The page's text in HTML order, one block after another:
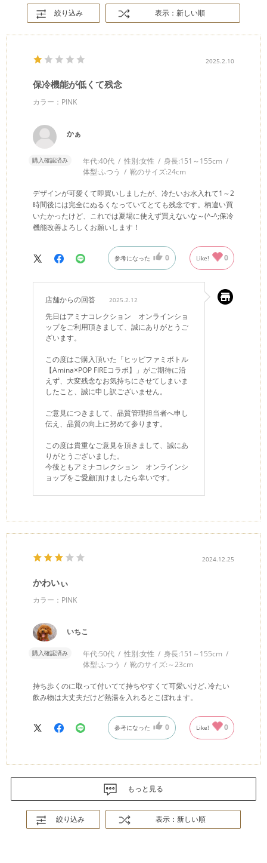
絞り込み 表示：新しい順
2025.2.10
保冷機能が低くて残念
カラー：PINK
かぁ
購入確認済み 年代:40代 性別:女性 身長:151～155cm
体型:ふつう 靴のサイズ:24cm
デザインが可愛くて即買いしましたが、冷たいお水入れて1～2
時間後には完全にぬるくなっていてとても残念です。柄違い買
いたかったけど、これでは夏場に使えず買えないな～(^-^;保冷
機能改善よろしくお願いします！
参考になった 0 Like! 0
店舗からの回答 2025.2.12
先日はアミナコレクション オンラインショ
ップをご利用頂きまして、誠にありがとうご
ざいます。
この度はご購入頂いた「ヒッピファミボトル
【Amina×POP FIREコラボ】」がご期待に沿
えず、大変残念なお気持ちにさせてしまいま
したこと、誠に申し訳ございません。
ご意見につきまして、品質管理担当者へ申し
伝え、品質の向上に努めて参ります。
この度は貴重なご意見を頂きまして、誠にあ
りがとうございました。
今後ともアミナコレクション オンラインシ
ョップをご愛顧頂けましたら幸いです。
2024.12.25
かわいぃ
カラー：PINK
いちこ
購入確認済み 年代:50代 性別:女性 身長:151～155cm
体型:ふつう 靴のサイズ:～23cm
持ち歩くのに取って付いてて持ちやすくて可愛いけど､冷たい
飲み物は大丈夫だけど熱湯を入れるとこぼれます。
参考になった 0 Like! 0
もっと見る
絞り込み 表示：新しい順